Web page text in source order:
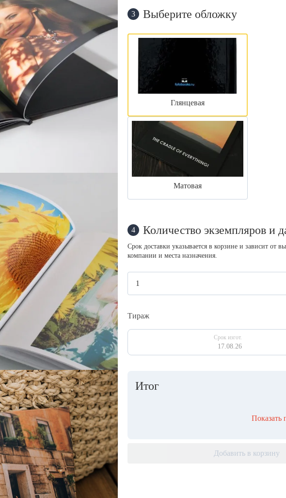
3 Выберите обложку
Глянцевая
Матовая
4 Количество экземпляров и
Срок доставки указывается в корзине и зависит от
компании и места назначения.
Тираж
Срок изгот.
17.08.26
Итог
Показать
Добавить в корзину